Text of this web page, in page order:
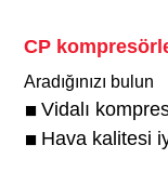
CP
Aradığınızı bulun
Vidalı
Hava kalitesi